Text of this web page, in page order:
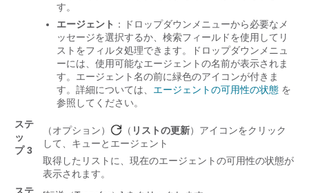
す。
エージェント ：ドロップダウンメニューから必要なメ
ッセージを選択するか、検索フィールドを使用してリ
ストをフィルタ処理できます。ドロップダウンメニュ
ーには、使用可能なエージェントの名前が表示されま
す。エージェント名の前に緑色のアイコンが付きま
す。詳細については、 エージェントの可用性の状態 を
参照してください。
ステ
ッ
プ 3
（オプション） （ リストの更新）アイコンをクリック
して、 キューとエージェント
取得したリストに、現在のエージェントの可用性の状態が
表示されます。